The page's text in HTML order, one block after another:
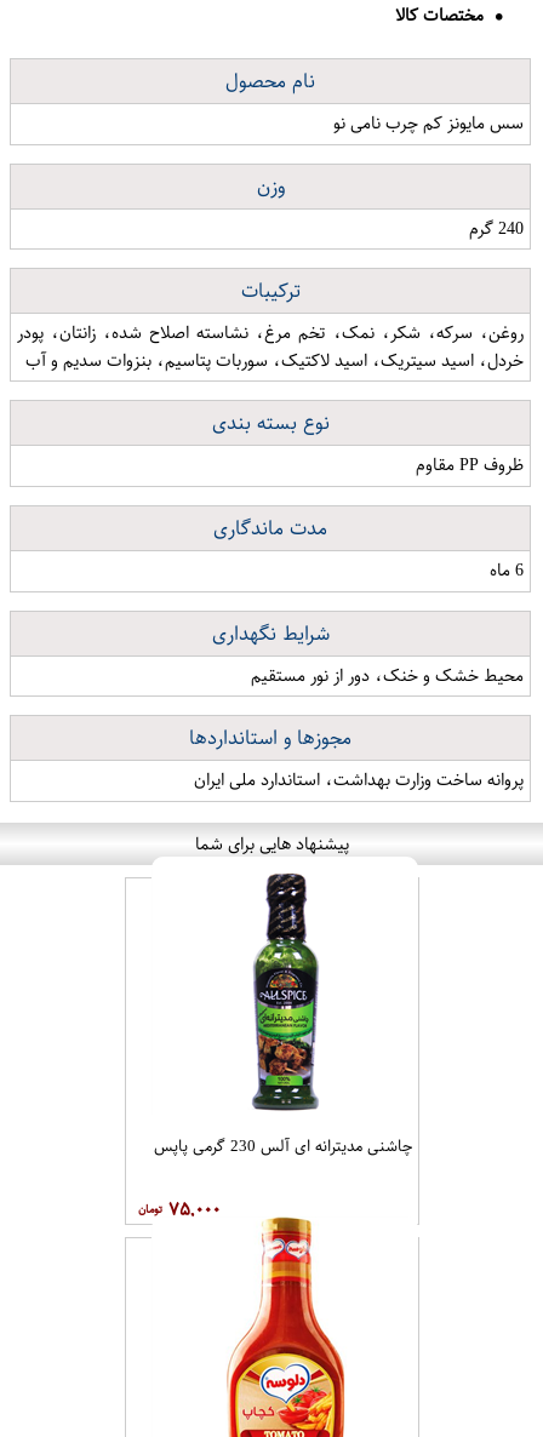
مختصات کالا
نام محصول
سس مایونز کم چرب نامی نو
وزن
240 گرم
ترکیبات
روغن، سرکه، شکر، نمک، تخم مرغ، نشاسته اصلاح شده، زانتان، پودر
خردل، اسید سیتریک، اسید لاکتیک، سوربات پتاسیم، بنزوات سدیم و آب
نوع بسته بندی
ظروف PP مقاوم
مدت ماندگاری
6 ماه
شرایط نگهداری
محیط خشک و خنک، دور از نور مستقیم
مجوزها و استانداردها
پروانه ساخت وزارت بهداشت، استاندارد ملی ایران
پیشنهاد هایی برای شما
چاشنی مدیترانه ای آلس 230 گرمی پاپس
۷۵,۰۰۰